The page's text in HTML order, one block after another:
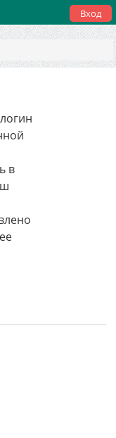
Вход
в